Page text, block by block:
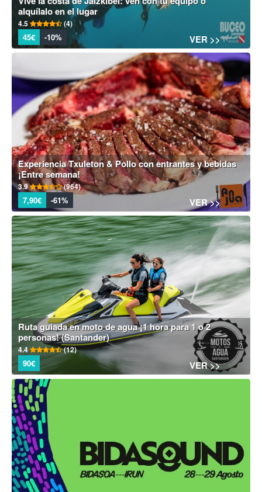
alquílalo en el lugar
4.5 (4)
45€ -10% VER >>
Experiencia Txuleton & Pollo con entrantes y bebidas
¡Entre semana!
3.9 (964)
7,90€ -61% VER >>
Ruta guiada en moto de agua ¡1 hora para 1 o 2
personas! (Santander)
4.4 (12)
90€ VER >>